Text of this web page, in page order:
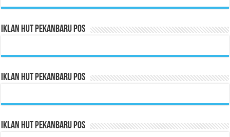
Iklan HUT Pekanbaru Pos
Iklan HUT Pekanbaru Pos
Iklan HUT Pekanbaru Pos